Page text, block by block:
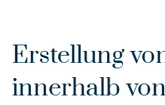
Erstellung
innerhalb